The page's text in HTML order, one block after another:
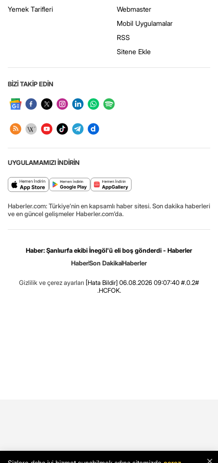
Yemek Tarifleri
Webmaster
Mobil Uygulamalar
RSS
Sitene Ekle
BİZİ TAKİP EDİN
UYGULAMAMIZI İNDİRİN
Haberler.com: Türkiye’nin en kapsamlı haber sitesi. Son dakika haberleri
ve en güncel gelişmeler Haberler.com’da.
Haber: Şanlıurfa ekibi İnegöl'ü eli boş gönderdi - Haberler
HaberSon DakikaHaberler
Gizlilik ve çerez ayarları [Hata Bildir] 06.08.2026 09:07:40 #.0.2#
.HCFOK.